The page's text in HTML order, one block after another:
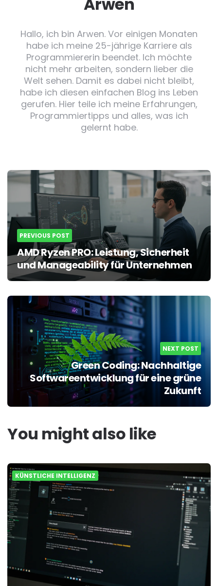
Hallo, ich bin Arwen. Vor einigen Monaten
habe ich meine 25-jährige Karriere als
Programmiererin beendet. Ich möchte
nicht mehr arbeiten, sondern lieber die
Welt sehen. Damit es dabei nicht bleibt,
habe ich diesen einfachen Blog ins Leben
gerufen. Hier teile ich meine Erfahrungen,
Programmiertipps und alles, was ich
gelernt habe.
Post
navigation
PREVIOUS POST
AMD Ryzen PRO: Leistung, Sicherheit
und Manageability für Unternehmen
NEXT POST
Green Coding: Nachhaltige
Softwareentwicklung für eine grüne
Zukunft
You might also like
KÜNSTLICHE INTELLIGENZ